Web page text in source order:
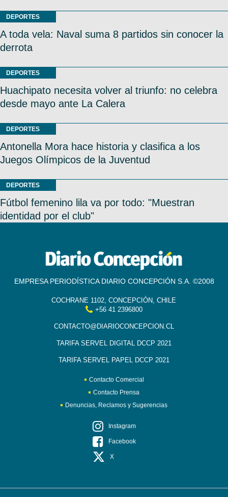
DEPORTES
A toda vela: Naval suma 8 partidos sin conocer la
derrota
DEPORTES
Huachipato necesita volver al triunfo: no celebra
desde mayo ante La Calera
DEPORTES
Antonella Mora hace historia y clasifica a los
Juegos Olímpicos de la Juventud
DEPORTES
Fútbol femenino lila va por todo: "Muestran
identidad por el club"
EMPRESA PERIODÍSTICA DIARIO CONCEPCIÓN S.A. ©2008
COCHRANE 1102, CONCEPCIÓN, CHILE
+56 41 2396800
CONTACTO@DIARIOCONCEPCION.CL
TARIFA SERVEL DIGITAL DCCP 2021
TARIFA SERVEL PAPEL DCCP 2021
Contacto Comercial
Contacto Prensa
Denuncias, Reclamos y Sugerencias
Instagram
Facebook
X